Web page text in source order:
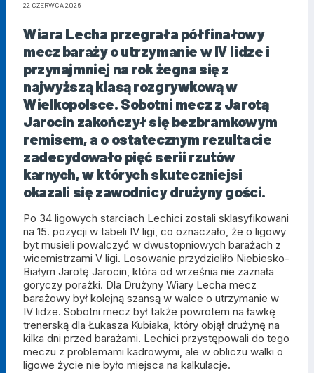
22 CZERWCA 2026
Wiara Lecha przegrała półfinałowy
mecz baraży o utrzymanie w IV lidze i
przynajmniej na rok żegna się z
najwyższą klasą rozgrywkową w
Wielkopolsce. Sobotni mecz z Jarotą
Jarocin zakończył się bezbramkowym
remisem, a o ostatecznym rezultacie
zadecydowało pięć serii rzutów
karnych, w których skuteczniejsi
okazali się zawodnicy drużyny gości.
Po 34 ligowych starciach Lechici zostali sklasyfikowani
na 15. pozycji w tabeli IV ligi, co oznaczało, że o ligowy
byt musieli powalczyć w dwustopniowych barażach z
wicemistrzami V ligi. Losowanie przydzieliło Niebiesko-
Białym Jarotę Jarocin, która od września nie zaznała
goryczy porażki. Dla Drużyny Wiary Lecha mecz
barażowy był kolejną szansą w walce o utrzymanie w
IV lidze. Sobotni mecz był także powrotem na ławkę
trenerską dla Łukasza Kubiaka, który objął drużynę na
kilka dni przed barażami. Lechici przystępowali do tego
meczu z problemami kadrowymi, ale w obliczu walki o
ligowe życie nie było miejsca na kalkulacje.